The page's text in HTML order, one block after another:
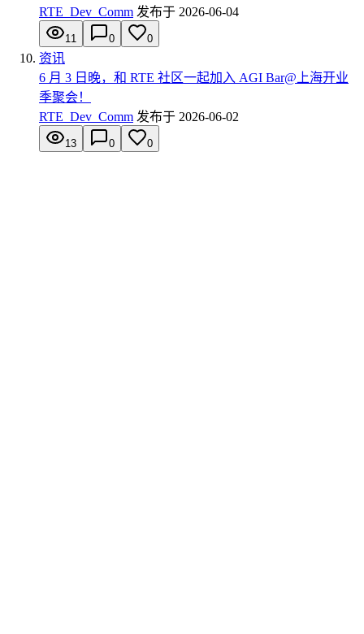
RTE_Dev_Comm 发布于 2026-06-04
11 0 0
资讯
6 月 3 日晚，和 RTE 社区一起加入 AGI Bar@上海开业
季聚会！
RTE_Dev_Comm 发布于 2026-06-02
13 0 0